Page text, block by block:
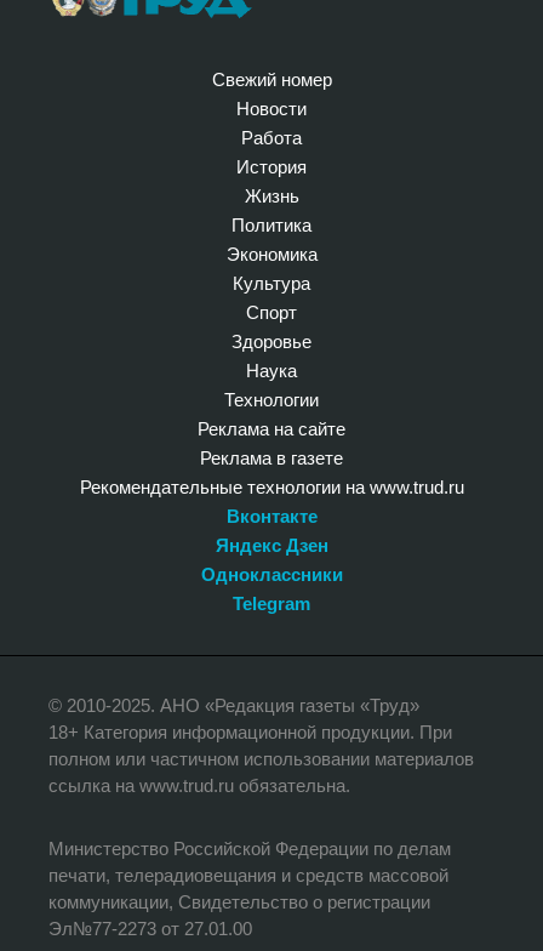
Свежий номер
Новости
Работа
История
Жизнь
Политика
Экономика
Культура
Спорт
Здоровье
Наука
Технологии
Реклама на сайте
Реклама в газете
Рекомендательные технологии на www.trud.ru
Вконтакте
Яндекс Дзен
Одноклассники
Telegram
© 2010-2025. АНО «Редакция газеты «Труд»
18+ Категория информационной продукции. При
полном или частичном использовании материалов
ссылка на www.trud.ru обязательна.
Министерство Российской Федерации по делам
печати, телерадиовещания и средств массовой
коммуникации, Свидетельство о регистрации
Эл№77-2273 от 27.01.00